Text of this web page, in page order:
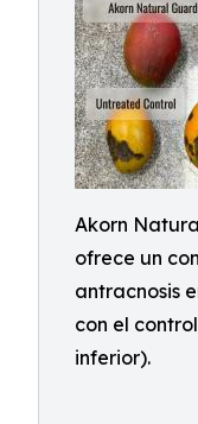
Akorn
ofrece un
antracnosis
con el
inferior).